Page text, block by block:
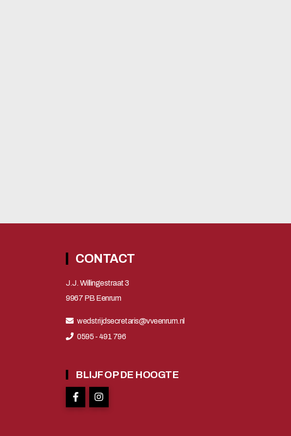
CONTACT
J.J. Willingestraat 3
9967 PB Eenrum
wedstrijdsecretaris@vveenrum.nl
0595 - 491 796
BLIJF OP DE HOOGTE